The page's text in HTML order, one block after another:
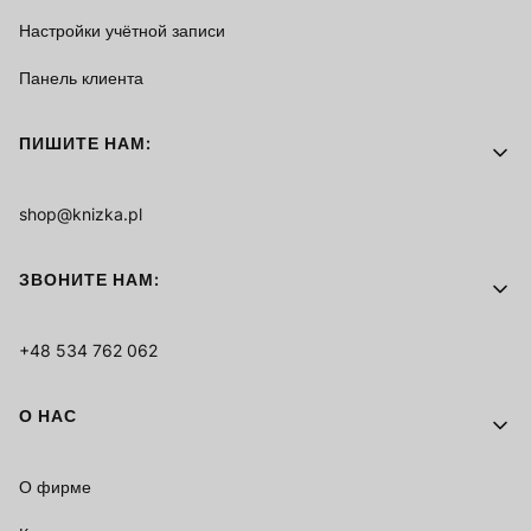
Настройки учётной записи
Панель клиента
ПИШИТЕ НАМ:
shop@knizka.pl
ЗВОНИТЕ НАМ:
+48 534 762 062
О НАС
О фирме